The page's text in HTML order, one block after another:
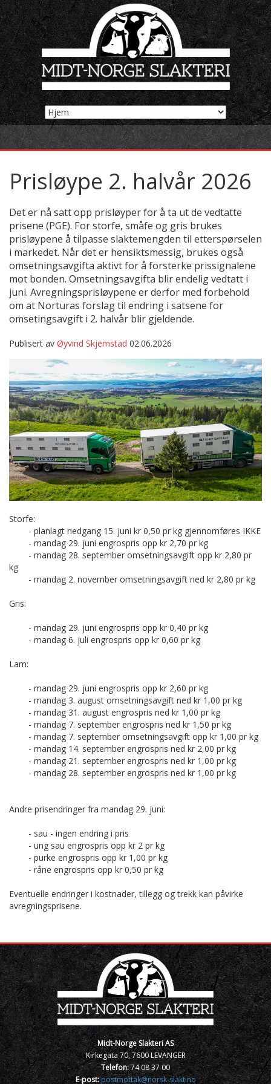
Prisløype 2. halvår 2026
Det er nå satt opp prisløyper for å ta ut de vedtatte
prisene (PGE). For storfe, småfe og gris brukes
prisløypene å tilpasse slaktemengden til etterspørselen
i markedet. Når det er hensiktsmessig, brukes også
omsetningsavgifta aktivt for å forsterke prissignalene
mot bonden. Omsetningsavgifta blir endelig vedtatt i
juni. Avregningsprisløypene er derfor med forbehold
om at Norturas forslag til endring i satsene for
omsetingsavgift i 2. halvår blir gjeldende.
Publisert av Øyvind Skjemstad 02.06.2026
Storfe:
- planlagt nedgang 15. juni kr 0,50 pr kg gjennomføres IKKE
- mandag 29. juni engrospris opp kr 2,70 pr kg
- mandag 28. september omsetningsavgift opp kr 2,80 pr
kg
- mandag 2. november omsetningsavgift ned kr 2,80 pr kg
Gris:
- mandag 29. juni engrospris opp kr 0,40 pr kg
- mandag 6. juli engrospris opp kr 0,60 pr kg
Lam:
- mandag 29. juni engrospris opp kr 2,60 pr kg
- mandag 3. august omsetningsavgift ned kr 1,00 pr kg
- mandag 31. august engrospris ned kr 1,00 pr kg
- mandag 7. september engrospris ned kr 1,50 pr kg
- mandag 7. september omsetningsavgift opp kr 1,00 pr kg
- mandag 14. september engrospris ned kr 2,00 pr kg
- mandag 21. september engrospris ned kr 1,00 pr kg
- mandag 28. september engrospris ned kr 1,00 pr kg
Andre prisendringer fra mandag 29. juni:
- sau - ingen endring i pris
- ung sau engrospris opp kr 2 pr kg
- purke engrospris opp kr 1,00 pr kg
- råne engrospris opp kr 0,50 pr kg
Eventuelle endringer i kostnader, tillegg og trekk kan påvirke
avregningsprisene.
Midt-Norge Slakteri AS
Kirkegata 70, 7600 LEVANGER
Telefon:74 08 37 00
E-post:postmottak@norsk-slakt.no